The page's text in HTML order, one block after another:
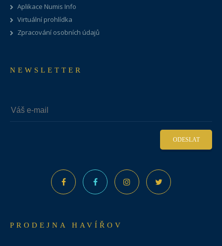
Aplikace Numis Info
Virtuální prohlídka
Zpracování osobních údajů
NEWSLETTER
ODESLAT
PRODEJNA HAVÍŘOV